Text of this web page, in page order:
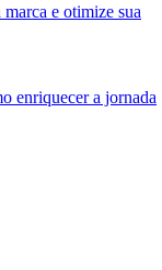
e otimize sua
enriquecer a jornada